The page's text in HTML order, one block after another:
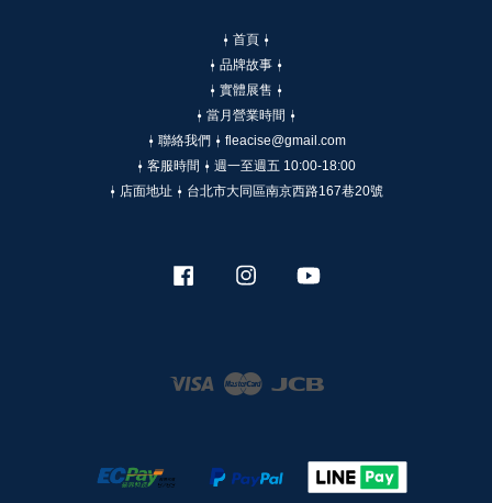
⍿ 首頁 ⍿
⍿ 品牌故事 ⍿
⍿ 實體展售 ⍿
⍿ 當月營業時間 ⍿
⍿ 聯絡我們 ⍿ fleacise@gmail.com
⍿ 客服時間 ⍿ 週一至週五 10:00-18:00
⍿ 店面地址 ⍿ 台北市大同區南京西路167巷20號
Facebook Instagram
Visa Master